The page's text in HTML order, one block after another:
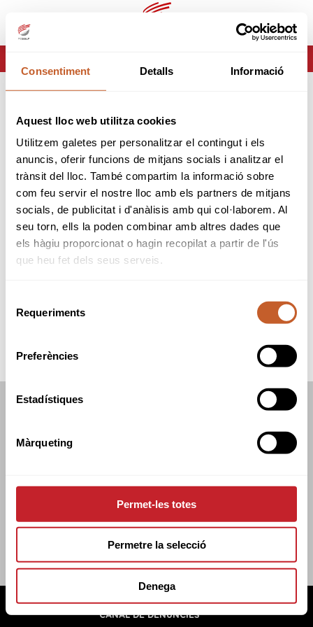
Consentiment Detalls Informació
Aquest lloc web utilitza cookies
Utilitzem galetes per personalitzar el contingut i els
anuncis, oferir funcions de mitjans socials i analitzar el
trànsit del lloc. També compartim la informació sobre
com feu servir el nostre lloc amb els partners de mitjans
socials, de publicitat i d'anàlisis amb qui col·laborem. Al
seu torn, ells la poden combinar amb altres dades que
els hàgiu proporcionat o hagin recopilat a partir de l'ús
que heu fet dels seus serveis.
Requeriments
Preferències
Estadístiques
Màrqueting
Permet-les totes
Permetre la selecció
Denega
ca es
Página no encontrada
Lo sentimos pero la página que estas buscando no
existe o ha cambiado.
tornar
C/TUSET 32, 8ÈNA PLANTA. 08006 BCN
POLÍTICA DE COOKIES
POLÍTICA DE PRIVADESA
CANAL DE DENÚNCIES